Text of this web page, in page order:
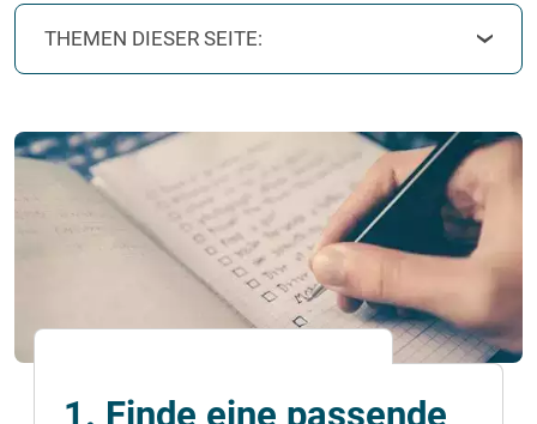
THEMEN DIESER SEITE:
1. Finde eine passende